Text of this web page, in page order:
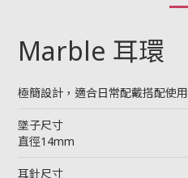
Marble 耳環
極簡設計，適合日常配戴搭配使用
墜子尺寸
直徑14mm
耳針尺寸